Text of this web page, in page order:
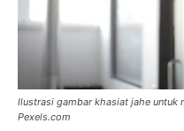
Ilustrasi gambar khasiat jahe untuk
Pexels.com